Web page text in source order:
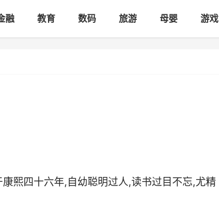
融 教育 数码 旅游 母婴 游戏
熙四十六年,自幼聪明过人,读书过目不忘,尤精